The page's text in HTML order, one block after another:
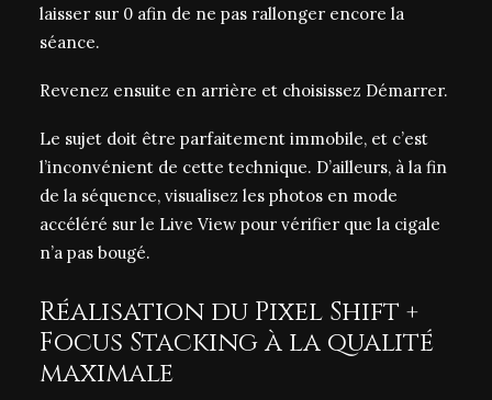
laisser sur 0 afin de ne pas rallonger encore la
séance.
Revenez ensuite en arrière et choisissez Démarrer.
Le sujet doit être parfaitement immobile, et c’est
l’inconvénient de cette technique. D’ailleurs, à la fin
de la séquence, visualisez les photos en mode
accéléré sur le Live View pour vérifier que la cigale
n’a pas bougé.
Réalisation du Pixel Shift +
Focus Stacking à la qualité
maximale